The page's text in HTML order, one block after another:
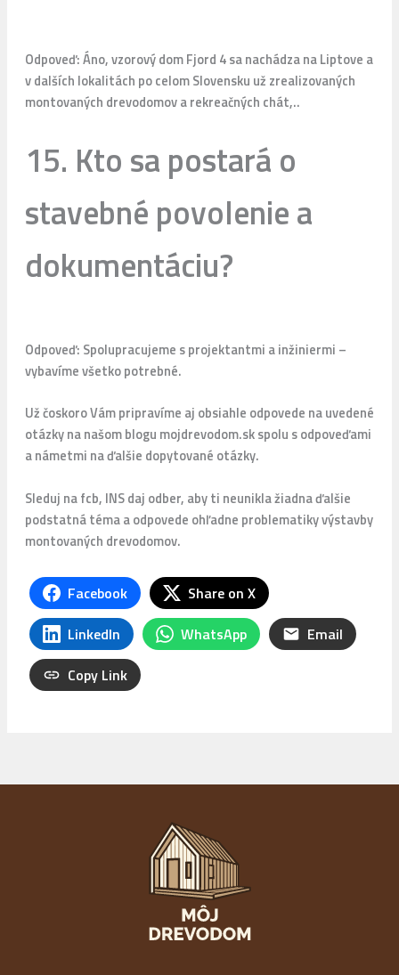
Odpoveď: Áno, vzorový dom Fjord 4 sa nachádza na Liptove a
v dalších lokalitách po celom Slovensku už zrealizovaných
montovaných drevodomov a rekreačných chát,..
15. Kto sa postará o
stavebné povolenie a
dokumentáciu?
Odpoveď: Spolupracujeme s projektantmi a inžiniermi –
vybavíme všetko potrebné.
Už čoskoro Vám pripravíme aj obsiahle odpovede na uvedené
otázky na našom blogu mojdrevodom.sk spolu s odpoveďami
a námetmi na ďalšie dopytované otázky.
Sleduj na fcb, INS daj odber, aby ti neunikla žiadna ďalšie
podstatná téma a odpovede ohľadne problematiky výstavby
montovaných drevodomov.
Facebook
Share on X
LinkedIn
WhatsApp
Email
Copy Link